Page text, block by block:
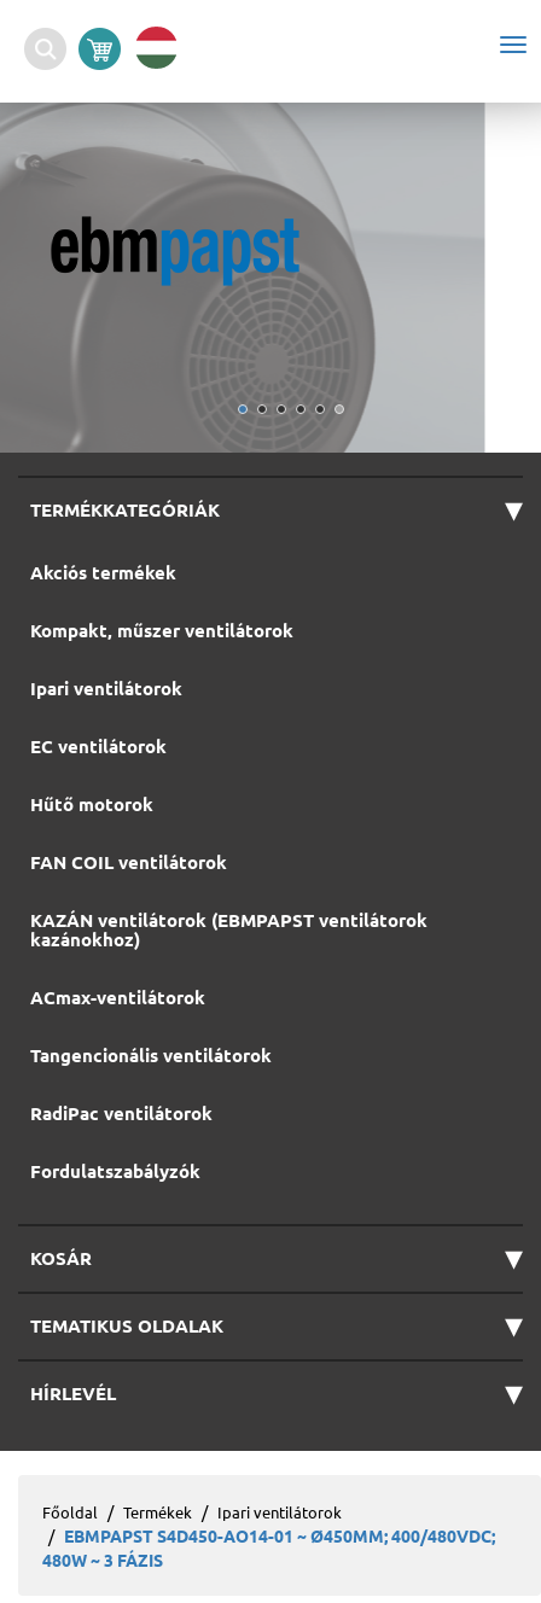
TERMÉKKATEGÓRIÁK ▾
Akciós termékek
Kompakt, műszer ventilátorok
Ipari ventilátorok
EC ventilátorok
Hűtő motorok
FAN COIL ventilátorok
KAZÁN ventilátorok (EBMPAPST ventilátorok
kazánokhoz)
ACmax-ventilátorok
Tangencionális ventilátorok
RadiPac ventilátorok
Fordulatszabályzók
KOSÁR ▾
TEMATIKUS OLDALAK ▾
HÍRLEVÉL ▾
Főoldal Termékek Ipari ventilátorok
EBMPAPST S4D450-AO14-01 ~ Ø450MM; 400/480VDC;
480W ~ 3 FÁZIS